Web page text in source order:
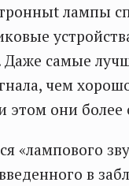
лампы
самые
чем
этом они
«лампового
в